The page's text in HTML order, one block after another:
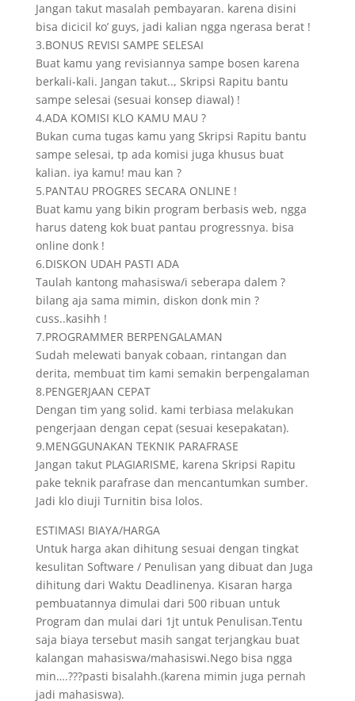
Jangan takut masalah pembayaran. karena disini
bisa dicicil ko’ guys, jadi kalian ngga ngerasa berat !
3.BONUS REVISI SAMPE SELESAI
Buat kamu yang revisiannya sampe bosen karena
berkali-kali. Jangan takut.., Skripsi Rapitu bantu
sampe selesai (sesuai konsep diawal) !
4.ADA KOMISI KLO KAMU MAU ?
Bukan cuma tugas kamu yang Skripsi Rapitu bantu
sampe selesai, tp ada komisi juga khusus buat
kalian. iya kamu! mau kan ?
5.PANTAU PROGRES SECARA ONLINE !
Buat kamu yang bikin program berbasis web, ngga
harus dateng kok buat pantau progressnya. bisa
online donk !
6.DISKON UDAH PASTI ADA
Taulah kantong mahasiswa/i seberapa dalem ?
bilang aja sama mimin, diskon donk min ?
cuss..kasihh !
7.PROGRAMMER BERPENGALAMAN
Sudah melewati banyak cobaan, rintangan dan
derita, membuat tim kami semakin berpengalaman
8.PENGERJAAN CEPAT
Dengan tim yang solid. kami terbiasa melakukan
pengerjaan dengan cepat (sesuai kesepakatan).
9.MENGGUNAKAN TEKNIK PARAFRASE
Jangan takut PLAGIARISME, karena Skripsi Rapitu
pake teknik parafrase dan mencantumkan sumber.
Jadi klo diuji Turnitin bisa lolos.
ESTIMASI BIAYA/HARGA
Untuk harga akan dihitung sesuai dengan tingkat
kesulitan Software / Penulisan yang dibuat dan Juga
dihitung dari Waktu Deadlinenya. Kisaran harga
pembuatannya dimulai dari 500 ribuan untuk
Program dan mulai dari 1jt untuk Penulisan.Tentu
saja biaya tersebut masih sangat terjangkau buat
kalangan mahasiswa/mahasiswi.Nego bisa ngga
min….???pasti bisalahh.(karena mimin juga pernah
jadi mahasiswa).